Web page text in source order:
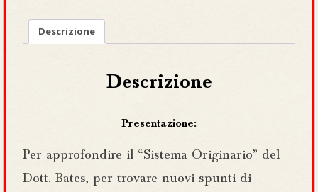
17
Descrizione
Descrizione
Presentazione:
Per approfondire il “Sistema Originario” del
Dott. Bates, per trovare nuovi spunti di